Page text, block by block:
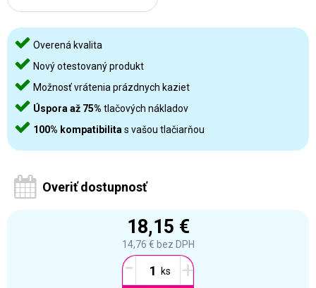
Overená kvalita
Nový otestovaný produkt
Možnosť vrátenia prázdnych kaziet
Úspora až 75% tlačových nákladov
100% kompatibilita s vašou tlačiarňou
Overiť dostupnosť
18,15 €
14,76 € bez DPH
- +